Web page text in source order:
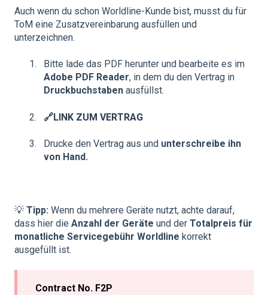
Auch wenn du schon Worldline-Kunde bist, musst du für
ToM eine Zusatzvereinbarung ausfüllen und
unterzeichnen.
Bitte lade das PDF herunter und bearbeite es im
Adobe PDF Reader, in dem du den Vertrag in
Druckbuchstaben ausfüllst.
🔗LINK ZUM VERTRAG
Drucke den Vertrag aus und unterschreibe ihn
von Hand.
💡 Tipp: Wenn du mehrere Geräte nutzt, achte darauf,
dass hier die Anzahl der Geräte und der Totalpreis für
monatliche Servicegebühr Worldline korrekt
ausgefüllt ist.
Contract No. F2P